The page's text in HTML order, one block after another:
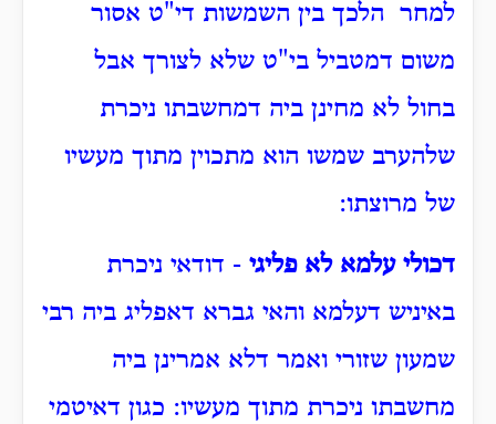
למחר הלכך בין השמשות די"ט אסור
משום דמטביל בי"ט שלא לצורך אבל
בחול לא מחינן ביה דמחשבתו ניכרת
שלהערב שמשו הוא מתכוין מתוך מעשיו
של מרוצתו:
דכולי עלמא לא פליגי - דודאי ניכרת
באיניש דעלמא והאי גברא דאפליג ביה רבי
שמעון שזורי ואמר דלא אמרינן ביה
מחשבתו ניכרת מתוך מעשיו: כגון דאיטמי